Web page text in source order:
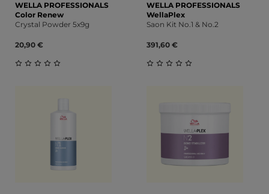
WELLA PROFESSIONALS
Color Renew
Crystal Powder 5x9g
20,90 €
WELLA PROFESSIONALS
WellaPlex
Saon Kit No.1 & No.2
391,60 €